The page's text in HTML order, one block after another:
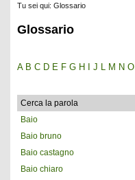
Tu sei qui: Glossario
Glossario
A B C D E F G H J L M N O
Cerca la parola
Baio
Baio bruno
Baio castagno
Baio chiaro